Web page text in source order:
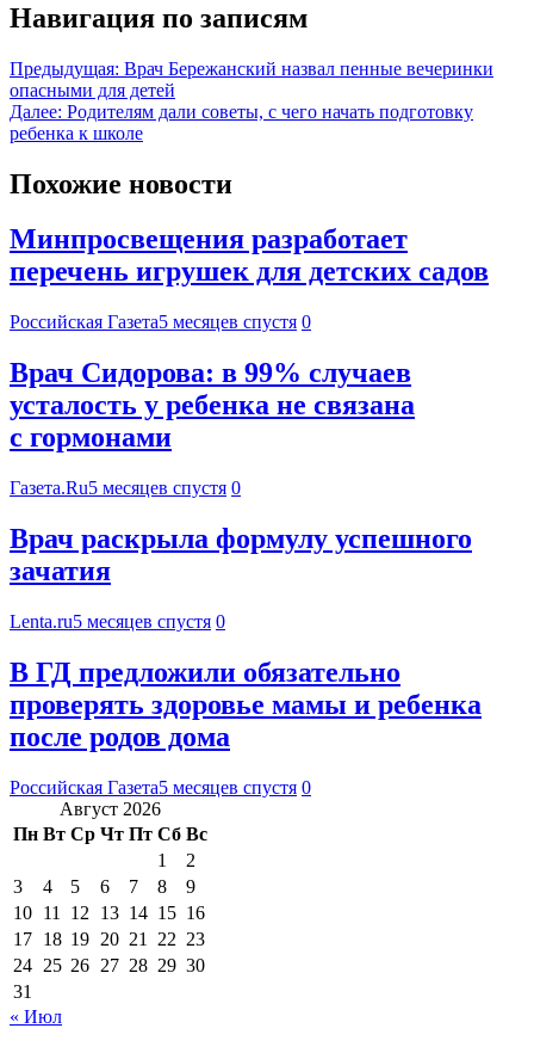
Навигация по записям
Предыдущая: Врач Бережанский назвал пенные вечеринки
опасными для детей
Далее: Родителям дали советы, с чего начать подготовку
ребенка к школе
Похожие новости
Минпросвещения разработает
перечень игрушек для детских садов
Российская Газета5 месяцев спустя 0
Врач Сидорова: в 99% случаев
усталость у ребенка не связана
с гормонами
Газета.Ru5 месяцев спустя 0
Врач раскрыла формулу успешного
зачатия
Lenta.ru5 месяцев спустя 0
В ГД предложили обязательно
проверять здоровье мамы и ребенка
после родов дома
Российская Газета5 месяцев спустя 0
Август 2026
Пн Вт Ср Чт Пт Сб Вс
1
2
3
4 5 6 7 8
9
10 11 12 13 14 15 16
17 18 19 20 21 22 23
24 25 26 27 28 29 30
31
« Июл